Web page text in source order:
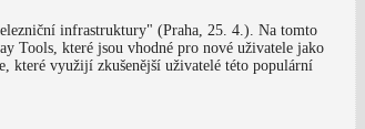
infrastruktury" (Praha, 25. 4.). Na tomto
Tools, které jsou vhodné pro nové uživatele jako
které využijí zkušenější uživatelé této populární